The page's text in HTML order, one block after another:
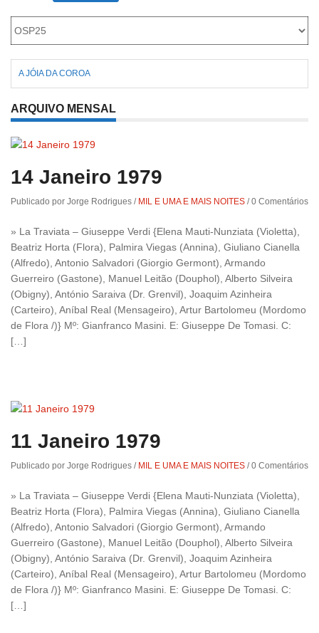
Roriz
A JÓIA DA COROA
ARQUIVO MENSAL
14 Janeiro 1979
Publicado por Jorge Rodrigues / MIL E UMA E MAIS NOITES /0 Comentários
» La Traviata – Giuseppe Verdi {Elena Mauti-Nunziata (Violetta),
Beatriz Horta (Flora), Palmira Viegas (Annina), Giuliano Cianella
(Alfredo), Antonio Salvadori (Giorgio Germont), Armando
Guerreiro (Gastone), Manuel Leitão (Douphol), Alberto Silveira
(Obigny), António Saraiva (Dr. Grenvil), Joaquim Azinheira
(Carteiro), Aníbal Real (Mensageiro), Artur Bartolomeu (Mordomo
de Flora /)} Mº: Gianfranco Masini. E: Giuseppe De Tomasi. C:
[…]
11 Janeiro 1979
Publicado por Jorge Rodrigues / MIL E UMA E MAIS NOITES /0 Comentários
» La Traviata – Giuseppe Verdi {Elena Mauti-Nunziata (Violetta),
Beatriz Horta (Flora), Palmira Viegas (Annina), Giuliano Cianella
(Alfredo), Antonio Salvadori (Giorgio Germont), Armando
Guerreiro (Gastone), Manuel Leitão (Douphol), Alberto Silveira
(Obigny), António Saraiva (Dr. Grenvil), Joaquim Azinheira
(Carteiro), Aníbal Real (Mensageiro), Artur Bartolomeu (Mordomo
de Flora /)} Mº: Gianfranco Masini. E: Giuseppe De Tomasi. C:
[…]